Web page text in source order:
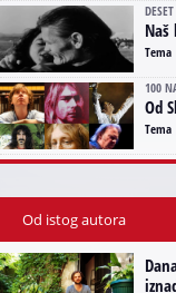
Tema
100
Od
Tema
Od istog autora